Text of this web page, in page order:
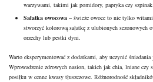
warzywami, takimi jak pomidory, papryka czy szpinak.
Sałatka owocowa – świeże owoce to nie tylko
stworzyć kolorową sałatkę z ulubionych sezonowych
orzechy lub pestki dyni.
Warto eksperymentować z dodatkami, aby uczynić
Wprowadzenie zdrowych nasion, takich jak chia, lniane czy
posiłku w cenne kwasy tłuszczowe. Różnorodność